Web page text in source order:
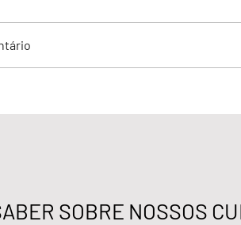
GERAL
SOBRE NOSSOS